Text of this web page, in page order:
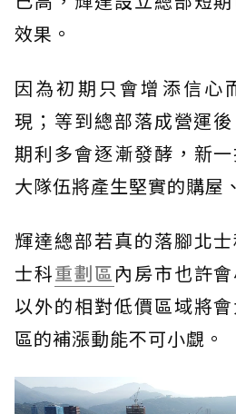
效果。
因為初期只會增添信心
現；等到總部落成營運
期利多會逐漸發酵，新
大隊伍將產生堅實的購屋
輝達總部若真的落腳北
士科重劃區 內房市也許
以外的相對低價區域將
區的補漲動能不可小覷。